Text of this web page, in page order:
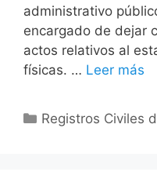
administrativo
encargado de dejar
actos relativos al
físicas. … Leer más
Categorías
Registros Civiles